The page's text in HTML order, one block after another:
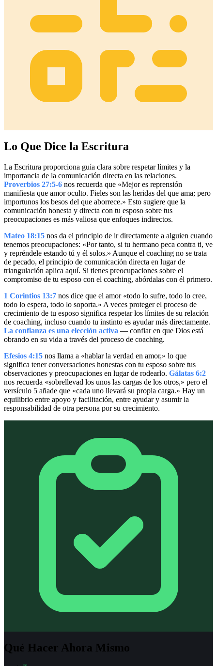
Lo Que Dice la Escritura
La Escritura proporciona guía clara sobre respetar límites y la
importancia de la comunicación directa en las relaciones.
Proverbios 27:5-6 nos recuerda que «Mejor es reprensión
manifiesta que amor oculto. Fieles son las heridas del que ama; pero
importunos los besos del que aborrece.» Esto sugiere que la
comunicación honesta y directa con tu esposo sobre tus
preocupaciones es más valiosa que enfoques indirectos.
Mateo 18:15 nos da el principio de ir directamente a alguien cuando
tenemos preocupaciones: «Por tanto, si tu hermano peca contra ti, ve
y repréndele estando tú y él solos.» Aunque el coaching no se trata
de pecado, el principio de comunicación directa en lugar de
triangulación aplica aquí. Si tienes preocupaciones sobre el
compromiso de tu esposo con el coaching, abórdalas con él primero.
1 Corintios 13:7 nos dice que el amor «todo lo sufre, todo lo cree,
todo lo espera, todo lo soporta.» A veces proteger el proceso de
crecimiento de tu esposo significa respetar los límites de su relación
de coaching, incluso cuando tu instinto es ayudar más directamente.
La confianza es una elección activa — confiar en que Dios está
obrando en su vida a través del proceso de coaching.
Efesios 4:15 nos llama a «hablar la verdad en amor,» lo que
significa tener conversaciones honestas con tu esposo sobre tus
observaciones y preocupaciones en lugar de rodearlo. Gálatas 6:2
nos recuerda «sobrellevad los unos las cargas de los otros,» pero el
versículo 5 añade que «cada uno llevará su propia carga.» Hay un
equilibrio entre apoyo y facilitación, entre ayudar y asumir la
responsabilidad de otra persona por su crecimiento.
Qué Hacer Ahora Mismo